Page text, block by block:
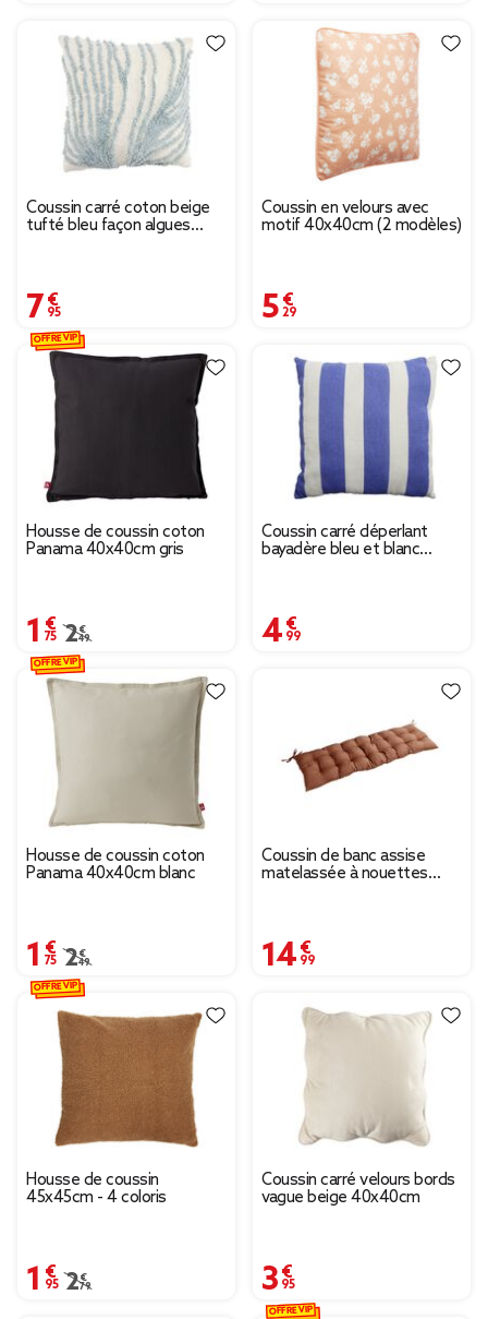
Coussin carré coton beige
tufté bleu façon algues
7,95 €
Coussin en velours avec
motif 40x40cm (2 modèles)
5,29 €
Housse de coussin coton
Panama 40x40cm gris
1,75 €
Prix remisé de 2,49 € à 1,75 €
2,49 €
OFFRE VIP
Coussin carré déperlant
bayadère bleu et blanc
4,99 €
Housse de coussin coton
Panama 40x40cm blanc
1,75 €
Prix remisé de 2,49 € à 1,75 €
2,49 €
OFFRE VIP
Coussin de banc assise
matelassée à nouettes
14,99 €
Housse de coussin
45x45cm - 4 coloris
1,95 €
Prix remisé de 2,79 € à 1,95 €
2,79 €
OFFRE VIP
Coussin carré velours bords
vague beige 40x40cm
3,95 €
OFFRE VIP